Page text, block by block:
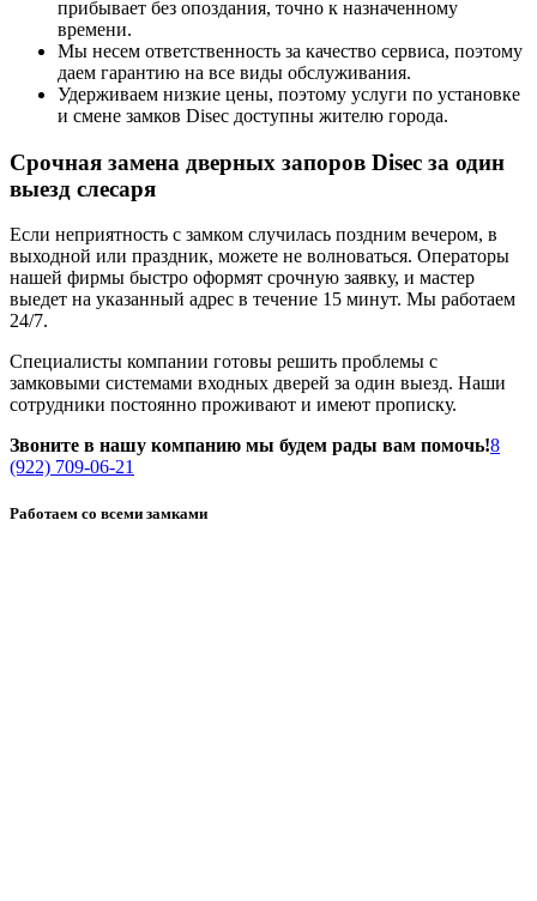
прибывает без опоздания, точно к назначенному
времени.
Мы несем ответственность за качество сервиса, поэтому
даем гарантию на все виды обслуживания.
Удерживаем низкие цены, поэтому услуги по установке
и смене замков Disec доступны жителю города.
Срочная замена дверных запоров Disec за один
выезд слесаря
Если неприятность с замком случилась поздним вечером, в
выходной или праздник, можете не волноваться. Операторы
нашей фирмы быстро оформят срочную заявку, и мастер
выедет на указанный адрес в течение 15 минут. Мы работаем
24/7.
Специалисты компании готовы решить проблемы с
замковыми системами входных дверей за один выезд. Наши
сотрудники постоянно проживают и имеют прописку.
Звоните в нашу компанию мы будем рады вам помочь!8
(922) 709-06-21
Работаем со всеми замками